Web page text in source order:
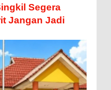
Segera
Jangan Jadi